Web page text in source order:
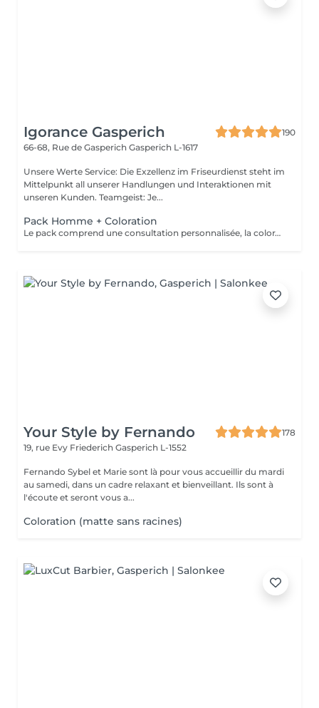
Igorance Gasperich
190
66-68, Rue de Gasperich Gasperich L-1617
Unsere Werte Service: Die Exzellenz im Friseurdienst steht im
Mittelpunkt all unserer Handlungen und Interaktionen mit
unseren Kunden. Teamgeist: Je...
Pack Homme + Coloration
Le pack comprend une consultation personnalisée, la coloration avec les produits LOREAL PROFESSIONNEL , shampooing et conditionneur spécifiques REDKEN , la coupe IGORANCE ( finitions sur cheveux secs) , les produits de styling REDKEN * Tarifs à titre indicatifs à confirmer après la consultation personnalisée établit auprès de votre coiffeur/stylist/spécialiste * La direction se réserve le droit d’apporter des modifications pour le bon fonctionnement du salon
Your Style by Fernando
178
19, rue Evy Friederich Gasperich L-1552
Fernando Sybel et Marie sont là pour vous accueillir du mardi
au samedi, dans un cadre relaxant et bienveillant. Ils sont à
l'écoute et seront vous a...
Coloration (matte sans racines)